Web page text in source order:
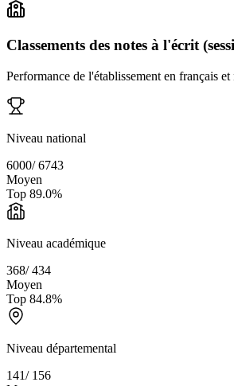
Classements des notes à l'écrit
Performance de l'établissement en français et
Niveau national
6000/6743
Moyen
Top 89.0%
Niveau académique
368/434
Moyen
Top 84.8%
Niveau départemental
141/ 156